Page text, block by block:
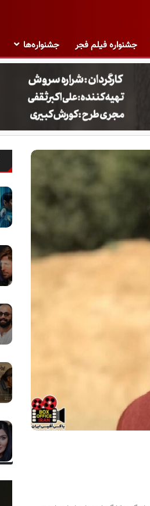
جشنواره فیلم فجر جشنواره‌ها